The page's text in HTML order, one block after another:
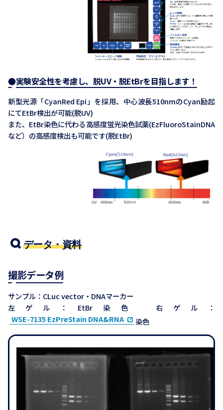
●実験安全性を考慮し、脱UV・脱EtBrを目指します！
新型光源「CyanRed Epi」を採用、中心波長510nmのCyan励起
にてEtBr検出が可能(脱UV)
また、EtBr染色に代わる高感度蛍光染色試薬(EzFluoroStainDNA
など）の高感度検出も可能です(脱EtBr)
データ・資料
撮影データ例
サンプル：CLuc vector・DNAマーカー
左ゲル：EtBr染色 右ゲル：
WSE-7135 EzPreStain DNA&RNA
染色